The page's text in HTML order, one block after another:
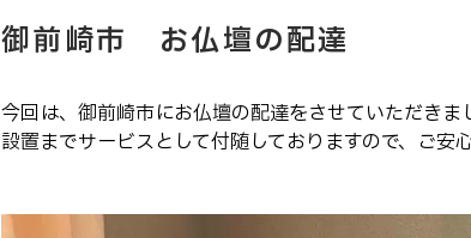
御前崎市 お仏壇の配達
今回は、御前崎市にお仏壇の配達をさせていただきま
設置までサービスとして付随しておりますので、ご安